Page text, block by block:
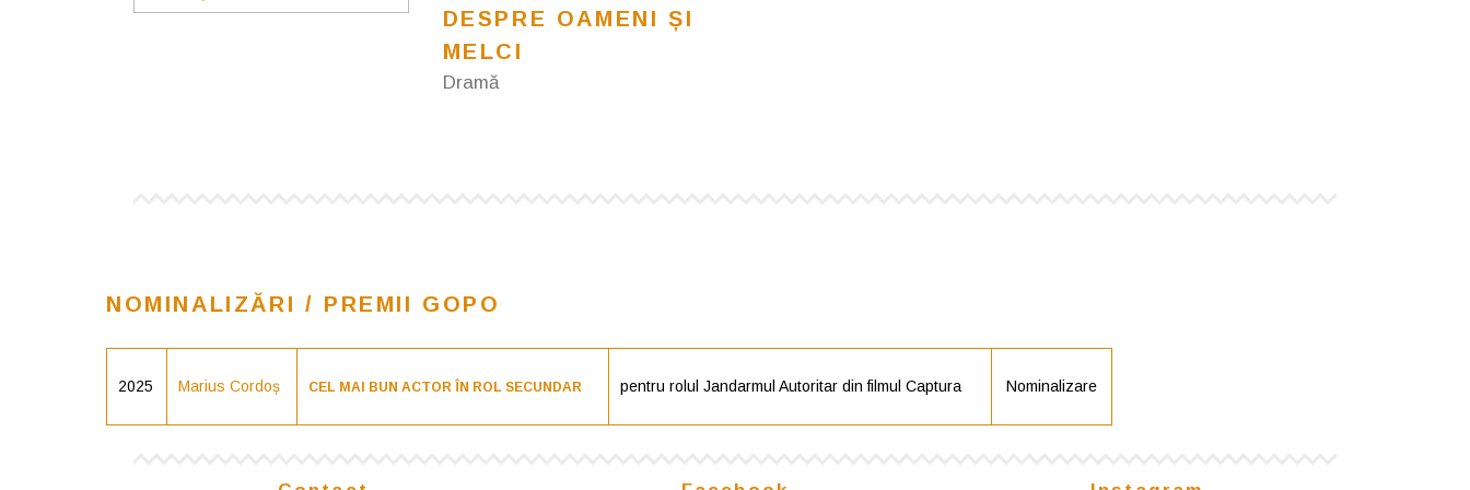
DESPRE OAMENI ȘI
MELCI
Dramă
NOMINALIZĂRI / PREMII GOPO
2025 Marius Cordoș CEL MAI BUN ACTOR ÎN ROL SECUNDAR pentru rolul Jandarmul Autoritar din filmul Captura Nominalizare